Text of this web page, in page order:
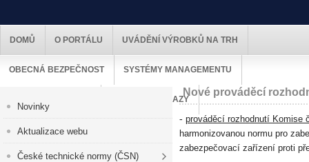
DOMŮ O PORTÁLU UVÁDĚNÍ VÝROBKŮ NA TRH
OBECNÁ BEZPEČNOST SYSTÉMY MANAGEMENTU
UŽITEČNÉ ODKAZY
Novinky
Aktualizace webu
České technické normy (ČSN)
Nové prováděcí
- prováděcí rozhodnutí Komise
harmonizovanou normu pro
zabezpečovací zařízení proti